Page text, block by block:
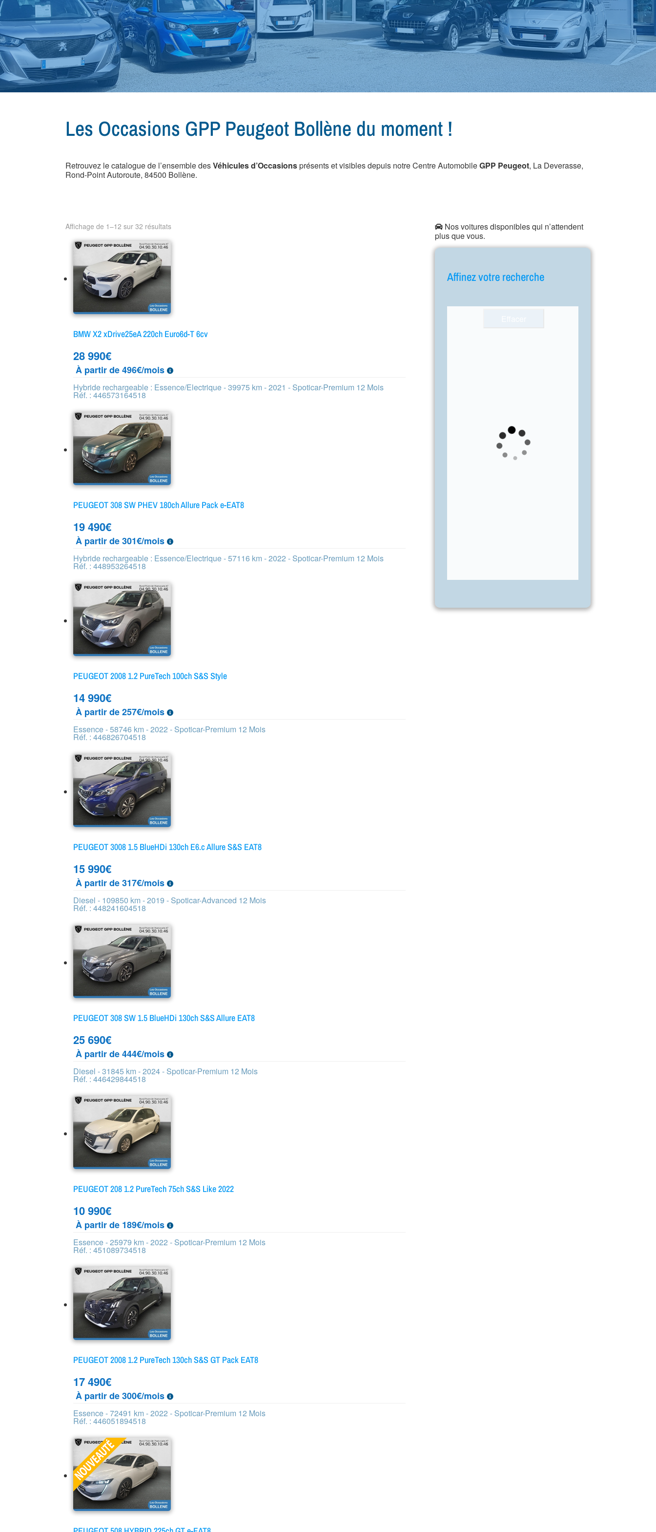
Les Occasions GPP Peugeot Bollène du moment !
Retrouvez le catalogue de l’ensemble desVéhicules d’Occasionsprésents et visibles depuis notre Centre AutomobileGPP Peugeot, La Deverasse,
Rond-Point Autoroute, 84500 Bollène.
Affichage de 1–12 sur 32 résultats
BMW X2 xDrive25eA 220ch Euro6d-T 6cv
28 990€
À partir de 496€/mois
Hybride rechargeable : Essence/Electrique - 39975 km - 2021 - Spoticar-Premium 12 Mois
Réf. : 446573164518
PEUGEOT 308 SW PHEV 180ch Allure Pack e-EAT8
19 490€
À partir de 301€/mois
Hybride rechargeable : Essence/Electrique - 57116 km - 2022 - Spoticar-Premium 12 Mois
Réf. : 448953264518
PEUGEOT 2008 1.2 PureTech 100ch S&S Style
14 990€
À partir de 257€/mois
Essence - 58746 km - 2022 - Spoticar-Premium 12 Mois
Réf. : 446826704518
PEUGEOT 3008 1.5 BlueHDi 130ch E6.c Allure S&S EAT8
15 990€
À partir de 317€/mois
Diesel - 109850 km - 2019 - Spoticar-Advanced 12 Mois
Réf. : 448241604518
PEUGEOT 308 SW 1.5 BlueHDi 130ch S&S Allure EAT8
25 690€
À partir de 444€/mois
Diesel - 31845 km - 2024 - Spoticar-Premium 12 Mois
Réf. : 446429844518
PEUGEOT 208 1.2 PureTech 75ch S&S Like 2022
10 990€
À partir de 189€/mois
Essence - 25979 km - 2022 - Spoticar-Premium 12 Mois
Réf. : 451089734518
PEUGEOT 2008 1.2 PureTech 130ch S&S GT Pack EAT8
17 490€
À partir de 300€/mois
Essence - 72491 km - 2022 - Spoticar-Premium 12 Mois
Réf. : 446051894518
Nos voitures disponibles qui n’attendent
plus que vous.
Affinez votre recherche